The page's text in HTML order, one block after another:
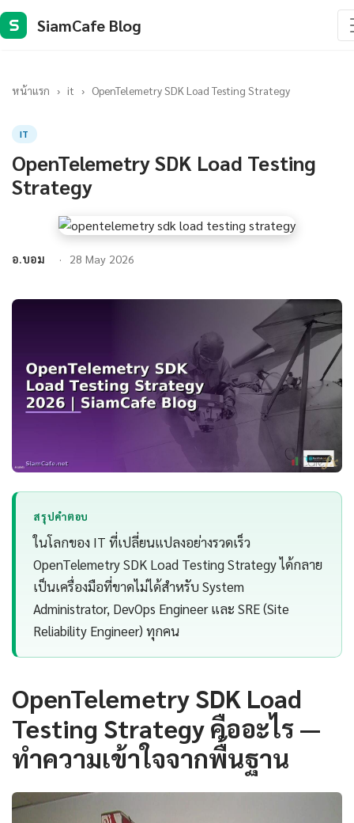
S SiamCafe Blog
หน้าแรก › it › OpenTelemetry SDK Load Testing Strategy
IT
OpenTelemetry SDK Load Testing
Strategy
อ.บอม 28 May 2026
สรุปคำตอบ
ในโลกของ IT ที่เปลี่ยนแปลงอย่างรวดเร็ว
OpenTelemetry SDK Load Testing Strategy ได้กลาย
เป็นเครื่องมือที่ขาดไม่ได้สำหรับ System
Administrator, DevOps Engineer และ SRE (Site
Reliability Engineer) ทุกคน
OpenTelemetry SDK Load
Testing Strategy คืออะไร —
ทำความเข้าใจจากพื้นฐาน